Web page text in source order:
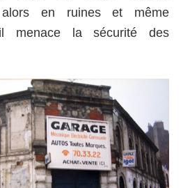
alors en ruines et même
menace la sécurité des